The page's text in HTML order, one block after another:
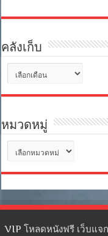
คลังเก็บ
เก็บ
หมวดหมู่
หมู่
VIP โหลดหนังฟรี เว็บแจ